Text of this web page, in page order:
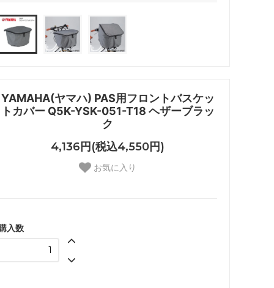
YAMAHA(ヤマハ) PAS用フロントバスケッ
トカバー Q5K-YSK-051-T18 ヘザーブラッ
ク
4,136円(税込4,550円)
お気に入り
入数